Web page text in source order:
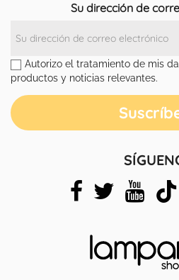
Su dirección de
Autorizo el tratamiento de mis
productos y noticias relevantes.